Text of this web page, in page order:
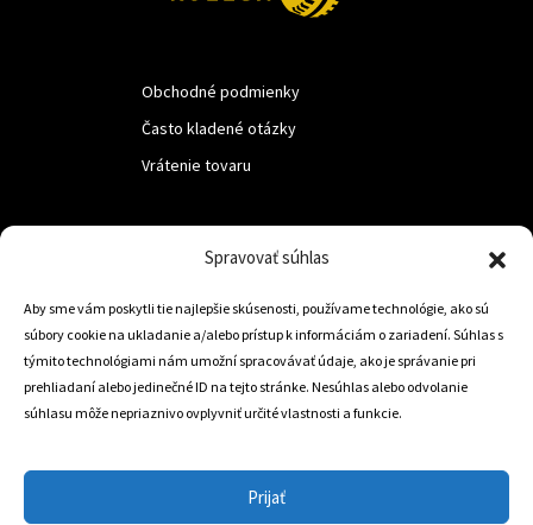
Spravovať súhlas
Aby sme vám poskytli tie najlepšie skúsenosti, používame technológie, ako sú
súbory cookie na ukladanie a/alebo prístup k informáciám o zariadení. Súhlas s
týmito technológiami nám umožní spracovávať údaje, ako je správanie pri
prehliadaní alebo jedinečné ID na tejto stránke. Nesúhlas alebo odvolanie
súhlasu môže nepriaznivo ovplyvniť určité vlastnosti a funkcie.
Prijať
Obchodné podmienky
Často kladené otázky
Vrátenie tovaru
Trstená 02801
+421 905 806 234